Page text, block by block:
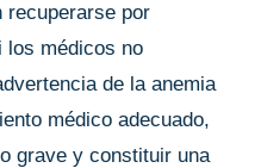
recuperarse por
los médicos no
de la anemia
médico adecuado,
grave y constituir una